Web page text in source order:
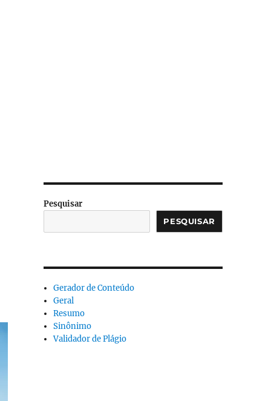
Pesquisar
PESQUISAR
Gerador de Conteúdo
Geral
Resumo
Sinônimo
Validador de Plágio